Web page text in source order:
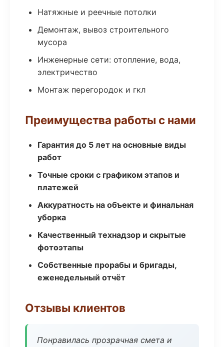
Натяжные и реечные потолки
Демонтаж, вывоз строительного
мусора
Инженерные сети: отопление, вода,
электричество
Монтаж перегородок и гкл
Преимущества работы с нами
Гарантия до 5 лет на основные виды
работ
Точные сроки с графиком этапов и
платежей
Аккуратность на объекте и финальная
уборка
Качественный технадзор и скрытые
фотоэтапы
Собственные прорабы и бригады,
еженедельный отчёт
Отзывы клиентов
Понравилась прозрачная смета и